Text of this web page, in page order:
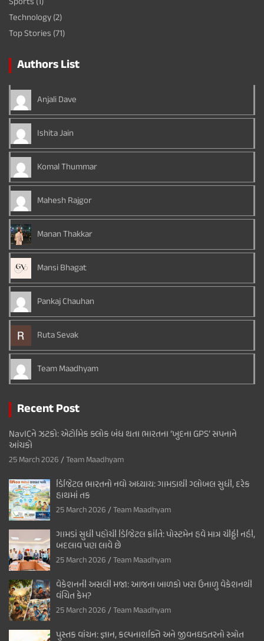
Technology(2)
Top Stories (71)
Authors List
Anjali Dave
Ishita Jain
Komal Thummar
Mahesh Rajgor
Manan Thakkar
Mansi Bhagat
Pankaj Chauhan
Ruta Sevak
Team Maadhyam
Recent Post
NavICને ઝટકો: એટોમિક ક્લોક બંધ થતા ભારતના ‘ખુદના GPS’ સપનાને
આંચકો
25 March 2026 Team Maadhyam
ડિજિટલ ભારતનો નવો અધ્યાય: ગામડાથી ગ્લોબલ સુધી, દરેક
હાથમાં તક
25 March 2026 Team Maadhyam
ગામડાં સુધી પહોંચી ડિજિટલ ક્રાંતિ: પોસ્ટમેન હવે માત્ર ચીઠ્ઠી નહીં,
બદલાવ પણ લાવે છે
25 March 2026 Team Maadhyam
વેકેશનની અસલી મજા: આજના બાળકો ખરા ઉનાળુ વેકેશનથી
વંચિત કેમ?
25 March 2026 Team Maadhyam
પુસ્તક વાંચન: જ્ઞાન, કલ્પનાશક્તિ અને જીવનઘડતરનો સ્ત્રોત